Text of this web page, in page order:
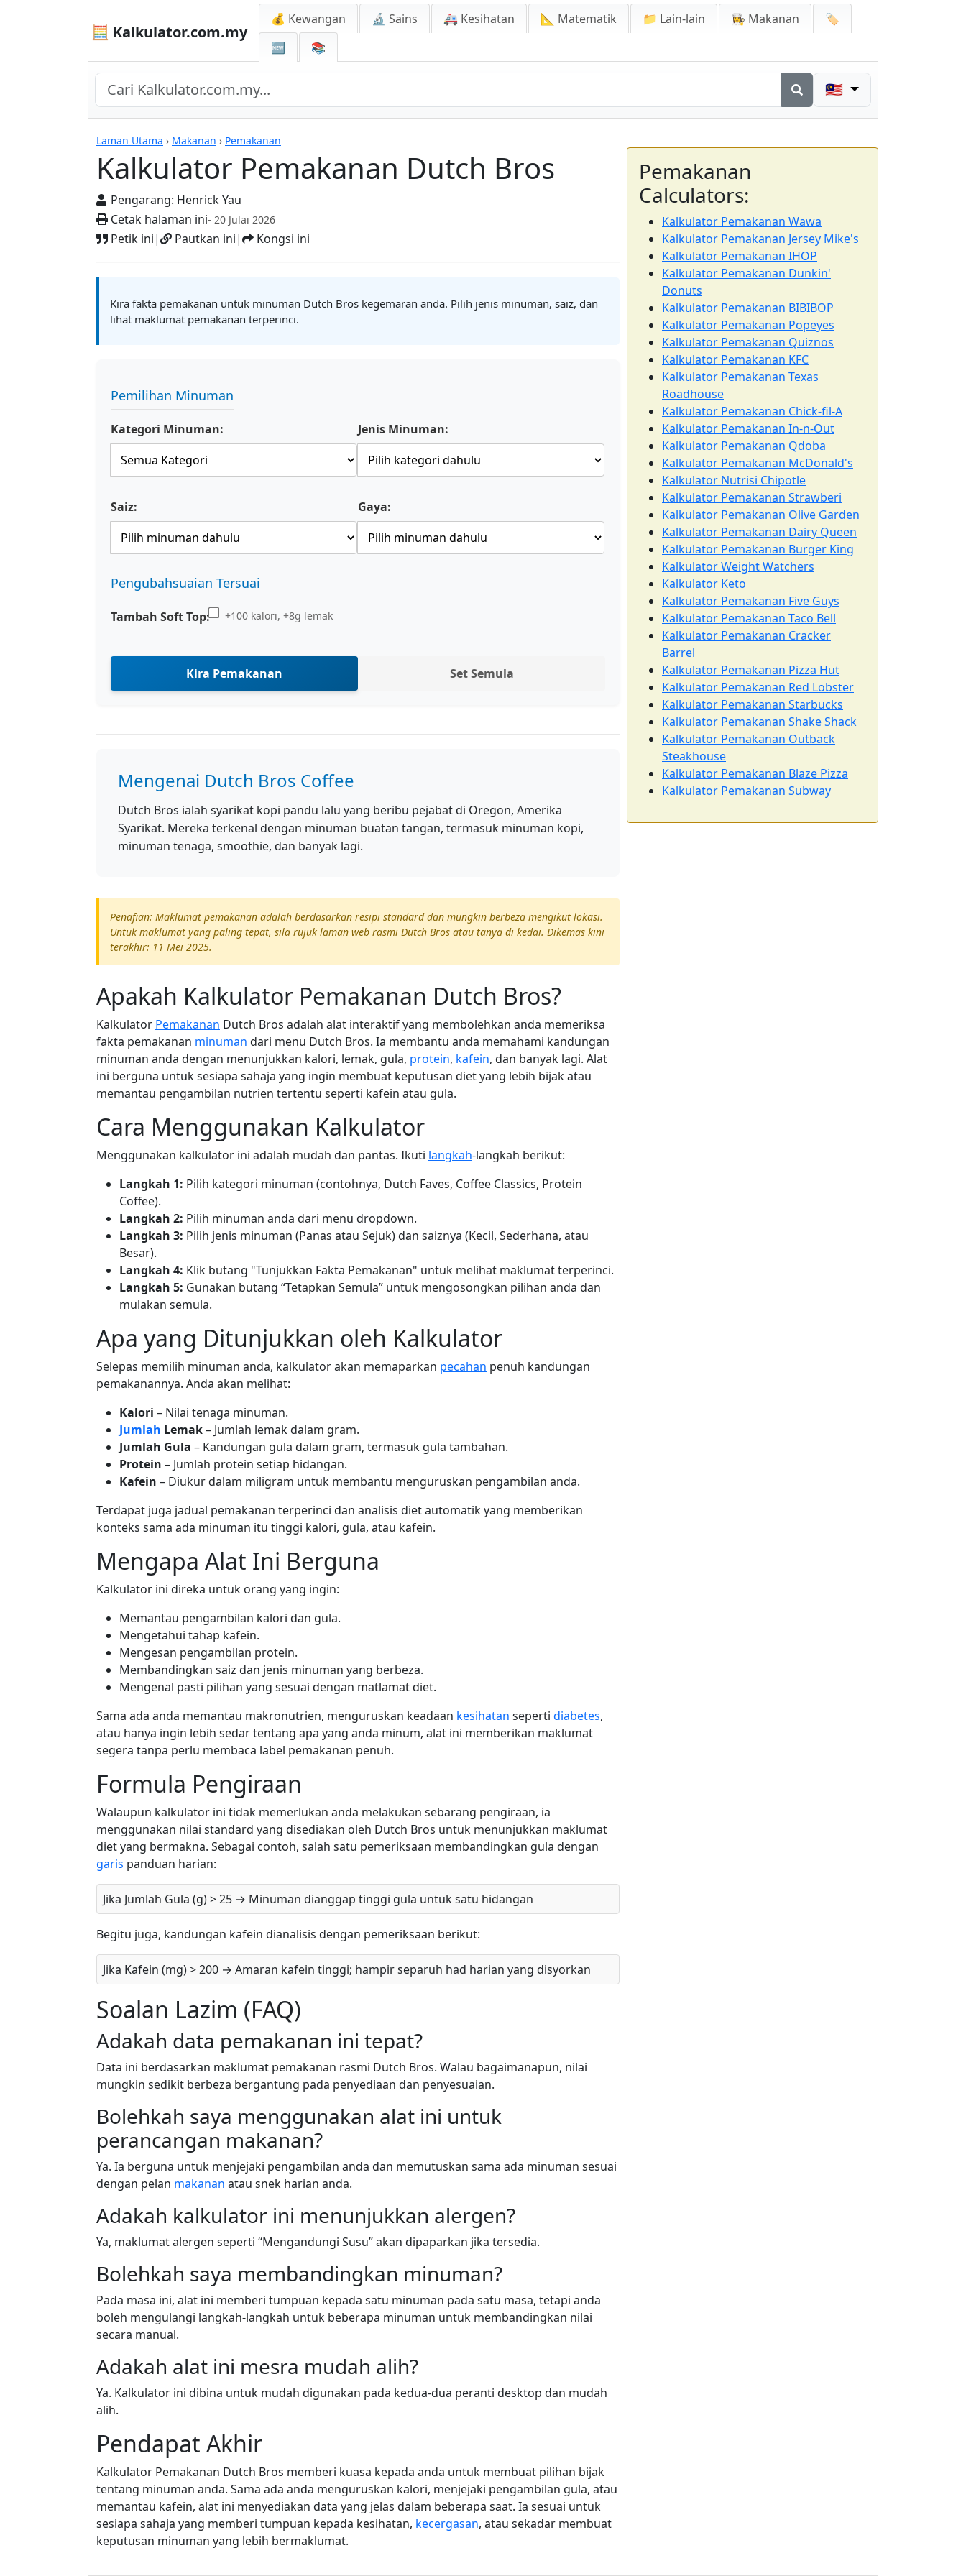
🧮 Kalkulator.com.my
💰 Kewangan 🔬 Sains 🚑 Kesihatan 📐 Matematik 📁 Lain-lain 👩‍🍳 Makanan
🏷️
🆕
📚
🇲🇾
Laman Utama › Makanan › Pemakanan
Kalkulator Pemakanan Dutch Bros
Pengarang: Henrick Yau
Cetak halaman ini- 20 Julai 2026
Petik ini| Pautkan ini| Kongsi ini
Kalkulator Pemakanan Dutch Bros
Kira fakta pemakanan untuk minuman Dutch Bros kegemaran anda. Pilih jenis minuman, saiz, dan
lihat maklumat pemakanan terperinci.
Pemilihan Minuman
Kategori Minuman: Jenis Minuman:
Saiz: Gaya:
Pengubahsuaian Tersuai
Tambah Soft Top: +100 kalori, +8g lemak
Kira Pemakanan Set Semula
Mengenai Dutch Bros Coffee
Dutch Bros ialah syarikat kopi pandu lalu yang beribu pejabat di Oregon, Amerika
Syarikat. Mereka terkenal dengan minuman buatan tangan, termasuk minuman kopi,
minuman tenaga, smoothie, dan banyak lagi.
Penafian: Maklumat pemakanan adalah berdasarkan resipi standard dan mungkin berbeza mengikut lokasi.
Untuk maklumat yang paling tepat, sila rujuk laman web rasmi Dutch Bros atau tanya di kedai. Dikemas kini
terakhir: 11 Mei 2025.
Apakah Kalkulator Pemakanan Dutch Bros?
Kalkulator Pemakanan Dutch Bros adalah alat interaktif yang membolehkan anda memeriksa
fakta pemakanan minuman dari menu Dutch Bros. Ia membantu anda memahami kandungan
minuman anda dengan menunjukkan kalori, lemak, gula, protein, kafein, dan banyak lagi. Alat
ini berguna untuk sesiapa sahaja yang ingin membuat keputusan diet yang lebih bijak atau
memantau pengambilan nutrien tertentu seperti kafein atau gula.
Cara Menggunakan Kalkulator
Menggunakan kalkulator ini adalah mudah dan pantas. Ikuti langkah-langkah berikut:
Langkah 1: Pilih kategori minuman (contohnya, Dutch Faves, Coffee Classics, Protein
Coffee).
Langkah 2: Pilih minuman anda dari menu dropdown.
Langkah 3: Pilih jenis minuman (Panas atau Sejuk) dan saiznya (Kecil, Sederhana, atau
Besar).
Langkah 4: Klik butang "Tunjukkan Fakta Pemakanan" untuk melihat maklumat terperinci.
Langkah 5: Gunakan butang “Tetapkan Semula” untuk mengosongkan pilihan anda dan
mulakan semula.
Apa yang Ditunjukkan oleh Kalkulator
Selepas memilih minuman anda, kalkulator akan memaparkan pecahan penuh kandungan
pemakanannya. Anda akan melihat:
Kalori – Nilai tenaga minuman.
Jumlah Lemak– Jumlah lemak dalam gram.
Jumlah Gula – Kandungan gula dalam gram, termasuk gula tambahan.
Protein – Jumlah protein setiap hidangan.
Kafein – Diukur dalam miligram untuk membantu menguruskan pengambilan anda.
Terdapat juga jadual pemakanan terperinci dan analisis diet automatik yang memberikan
konteks sama ada minuman itu tinggi kalori, gula, atau kafein.
Mengapa Alat Ini Berguna
Kalkulator ini direka untuk orang yang ingin:
Memantau pengambilan kalori dan gula.
Mengetahui tahap kafein.
Mengesan pengambilan protein.
Membandingkan saiz dan jenis minuman yang berbeza.
Mengenal pasti pilihan yang sesuai dengan matlamat diet.
Sama ada anda memantau makronutrien, menguruskan keadaan kesihatan seperti diabetes,
atau hanya ingin lebih sedar tentang apa yang anda minum, alat ini memberikan maklumat
segera tanpa perlu membaca label pemakanan penuh.
Formula Pengiraan
Walaupun kalkulator ini tidak memerlukan anda melakukan sebarang pengiraan, ia
menggunakan nilai standard yang disediakan oleh Dutch Bros untuk menunjukkan maklumat
diet yang bermakna. Sebagai contoh, salah satu pemeriksaan membandingkan gula dengan
garis panduan harian:
Jika Jumlah Gula (g) > 25 → Minuman dianggap tinggi gula untuk satu hidangan
Begitu juga, kandungan kafein dianalisis dengan pemeriksaan berikut:
Jika Kafein (mg) > 200 → Amaran kafein tinggi; hampir separuh had harian yang disyorkan
Soalan Lazim (FAQ)
Adakah data pemakanan ini tepat?
Data ini berdasarkan maklumat pemakanan rasmi Dutch Bros. Walau bagaimanapun, nilai
mungkin sedikit berbeza bergantung pada penyediaan dan penyesuaian.
Bolehkah saya menggunakan alat ini untuk
perancangan makanan?
Ya. Ia berguna untuk menjejaki pengambilan anda dan memutuskan sama ada minuman sesuai
dengan pelan makanan atau snek harian anda.
Adakah kalkulator ini menunjukkan alergen?
Ya, maklumat alergen seperti “Mengandungi Susu” akan dipaparkan jika tersedia.
Bolehkah saya membandingkan minuman?
Pada masa ini, alat ini memberi tumpuan kepada satu minuman pada satu masa, tetapi anda
boleh mengulangi langkah-langkah untuk beberapa minuman untuk membandingkan nilai
secara manual.
Adakah alat ini mesra mudah alih?
Ya. Kalkulator ini dibina untuk mudah digunakan pada kedua-dua peranti desktop dan mudah
alih.
Pendapat Akhir
Kalkulator Pemakanan Dutch Bros memberi kuasa kepada anda untuk membuat pilihan bijak
tentang minuman anda. Sama ada anda menguruskan kalori, menjejaki pengambilan gula, atau
memantau kafein, alat ini menyediakan data yang jelas dalam beberapa saat. Ia sesuai untuk
sesiapa sahaja yang memberi tumpuan kepada kesihatan, kecergasan, atau sekadar membuat
keputusan minuman yang lebih bermaklumat.
Pemakanan
Calculators:
Kalkulator Pemakanan Wawa
Kalkulator Pemakanan Jersey Mike's
Kalkulator Pemakanan IHOP
Kalkulator Pemakanan Dunkin'
Donuts
Kalkulator Pemakanan BIBIBOP
Kalkulator Pemakanan Popeyes
Kalkulator Pemakanan Quiznos
Kalkulator Pemakanan KFC
Kalkulator Pemakanan Texas
Roadhouse
Kalkulator Pemakanan Chick-fil-A
Kalkulator Pemakanan In-n-Out
Kalkulator Pemakanan Qdoba
Kalkulator Pemakanan McDonald's
Kalkulator Nutrisi Chipotle
Kalkulator Pemakanan Strawberi
Kalkulator Pemakanan Olive Garden
Kalkulator Pemakanan Dairy Queen
Kalkulator Pemakanan Burger King
Kalkulator Weight Watchers
Kalkulator Keto
Kalkulator Pemakanan Five Guys
Kalkulator Pemakanan Taco Bell
Kalkulator Pemakanan Cracker
Barrel
Kalkulator Pemakanan Pizza Hut
Kalkulator Pemakanan Red Lobster
Kalkulator Pemakanan Starbucks
Kalkulator Pemakanan Shake Shack
Kalkulator Pemakanan Outback
Steakhouse
Kalkulator Pemakanan Blaze Pizza
Kalkulator Pemakanan Subway